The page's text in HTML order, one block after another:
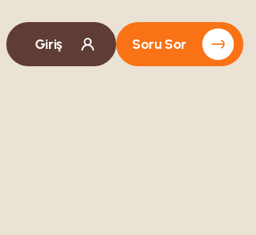
Giriş Soru Sor